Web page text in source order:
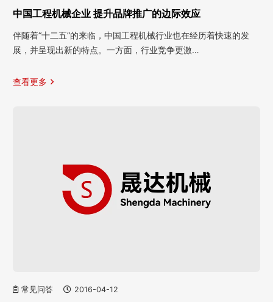
中国工程机械企业 提升品牌推广的边际效应
伴随着“十二五”的来临，中国工程机械行业也在经历着快速的发
展，并呈现出新的特点。一方面，行业竞争更激…
查看更多
常见问答 2016-04-12